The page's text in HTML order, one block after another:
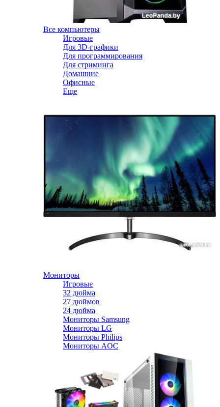
Все компьютеры
Игровые
Для 3D-графики
Для программирования
Для стриминга
Домашние
Офисные
Еще
Мониторы
Игровые
32 дюйма
27 дюймов
24 дюйма
Мониторы Samsung
Мониторы LG
Мониторы Philips
Мониторы AOC